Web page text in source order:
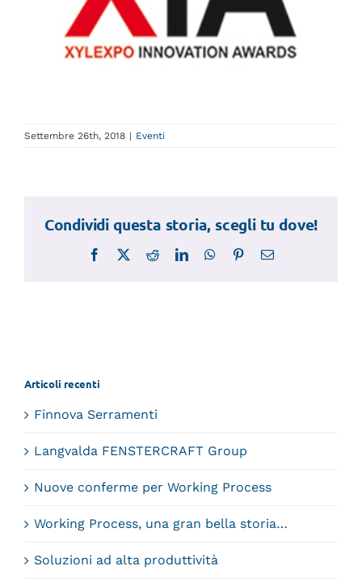
Settembre 26th, 2018 | Eventi
Condividi questa storia, scegli tu dove!
Facebook RedditLinkedInWhatsApp
PinterestEmail
Articoli recenti
Finnova Serramenti
Langvalda FENSTERCRAFT Group
Nuove conferme per Working Process
Working Process, una gran bella storia…
Soluzioni ad alta produttività